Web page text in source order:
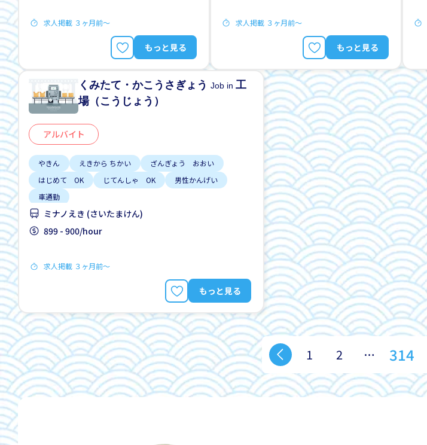
求人掲載 ３ヶ月前〜
もっと見る
求人掲載 ３ヶ月前〜
もっと見る
くみたて・かこうさぎょうJob in工
場（こうじょう）
アルバイト
やきん えきから ちかい
ざんぎょう おおい
はじめて OK
じてんしゃ OK
男性かんげい
車通勤
ミナノえき (さいたまけん)
899 - 900/hour
求人掲載 ３ヶ月前〜
もっと見る
1 2 … 314